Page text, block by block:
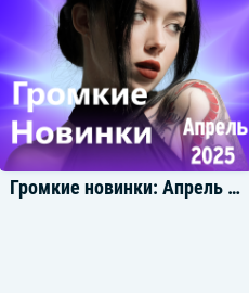
Громкие новинки: Апрель 2025